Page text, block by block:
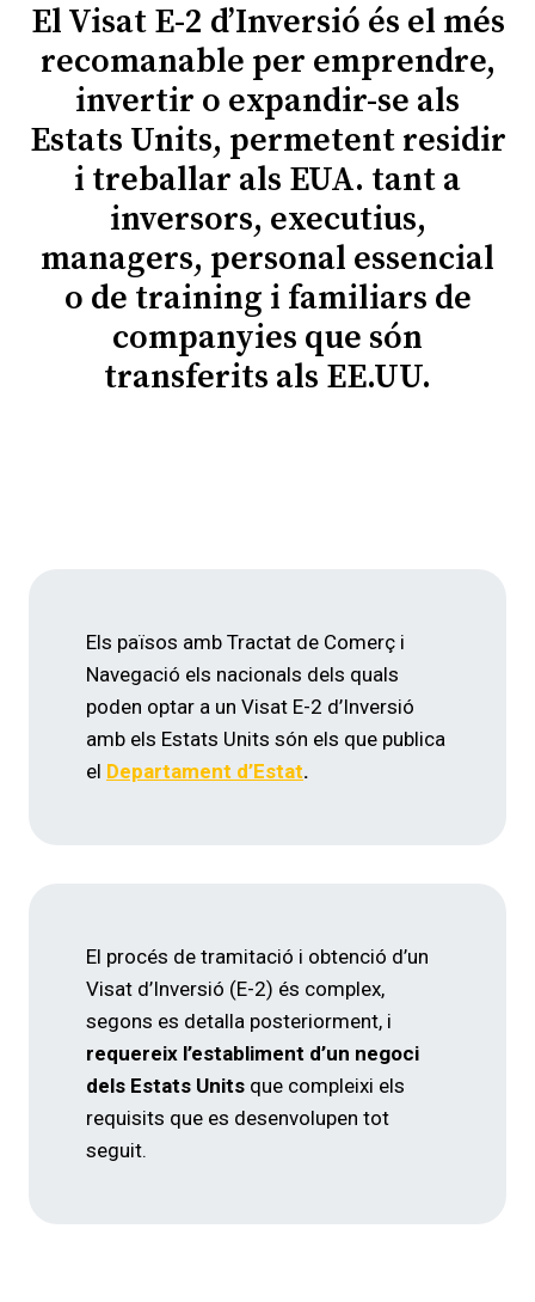
El Visat E-2 d’Inversió és el més
recomanable per emprendre,
invertir o expandir-se als
Estats Units, permetent residir
i treballar als EUA. tant a
inversors, executius,
managers, personal essencial
o de training i familiars de
companyies que són
transferits als EE.UU.
Els països amb Tractat de Comerç i
Navegació els nacionals dels quals
poden optar a un Visat E-2 d’Inversió
amb els Estats Units són els que publica
el Departament d’Estat.
El procés de tramitació i obtenció d’un
Visat d’Inversió (E-2) és complex,
segons es detalla posteriorment, i
requereix l’establiment d’un negoci
dels Estats Units que compleixi els
requisits que es desenvolupen tot
seguit.